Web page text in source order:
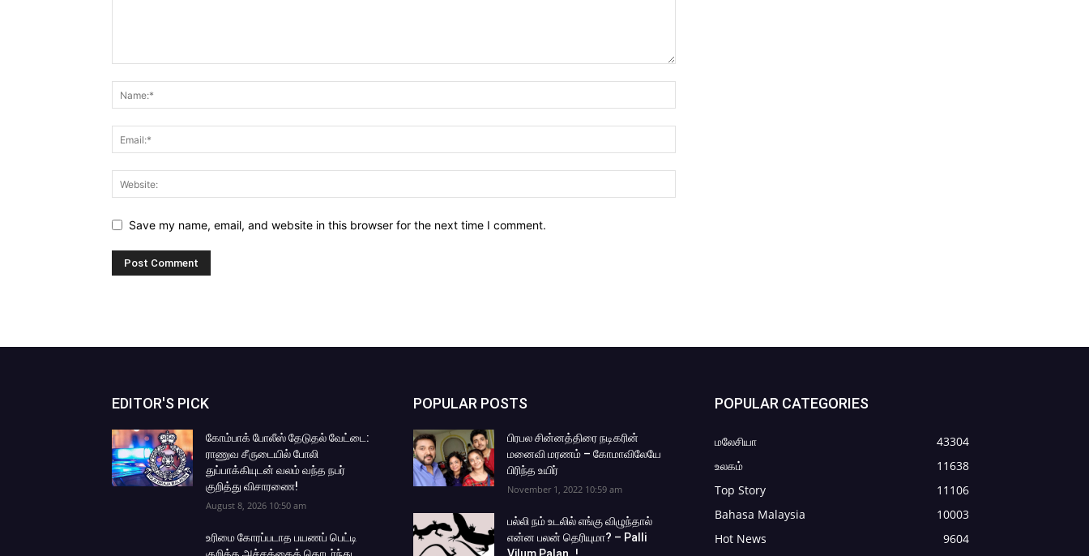
Save my name, email, and website in this browser for the next time I comment.
EDITOR'S PICK
கோம்பாக் போலீஸ் தேடுதல் வேட்டை:
ராணுவ சீருடையில் போலி
துப்பாக்கியுடன் வலம் வந்த நபர்
குறித்து விசாரணை!
August 8, 2026 10:50 am
உரிமை கோரப்படாத பயணப் பெட்டி
POPULAR POSTS
பிரபல சின்னத்திரை நடிகரின்
மனைவி மரணம் – கோமாவிலேயே
பிரிந்த உயிர்
November 1, 2022 10:59 am
பல்லி நம் உடலில் எங்கு விழுந்தால்
என்ன பலன் தெரியுமா? – Palli
POPULAR CATEGORIES
மலேசியா
43304
உலகம்
11638
Top Story
11106
Bahasa Malaysia
10003
Hot News
9604